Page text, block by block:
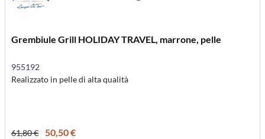
Grembiule Grill HOLIDAY TRAVEL, marrone, pelle
955192
Realizzato in pelle di alta qualità
61,80 € 50,50 €